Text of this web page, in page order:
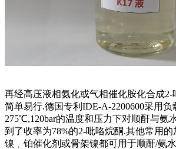
再经高压液相氨化或气相催化胺化合成
简单易行.德国专利IDE-A-2200600采用负
275℃,120bar的温度和压力下对顺酐与氨
到了收率为78%的2-吡咯烷酮.其他常用
镍﹑铂催化剂或骨架镍都可用于顺酐/氨